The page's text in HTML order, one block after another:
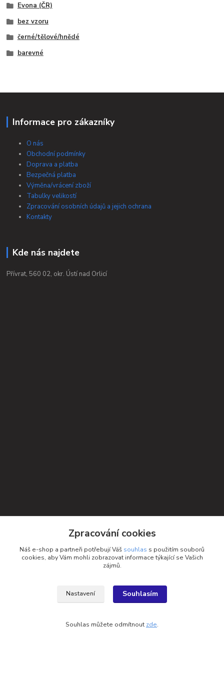
Evona (ČR)
bez vzoru
černé/tělové/hnědé
barevné
Informace pro zákazníky
O nás
Obchodní podmínky
Doprava a platba
Bezpečná platba
Výměna/vrácení zboží
Tabulky velikostí
Zpracování osobních údajů a jejich ochrana
Kontakty
Kde nás najdete
Přívrat, 560 02, okr. Ústí nad Orlicí
Kontakty
+420 732 552 122
Zpracování cookies
Náš e-shop a partneři potřebují Váš souhlas s použitím souborů
cookies, aby Vám mohli zobrazovat informace týkající se Vašich
zájmů.
Nastavení Souhlasím
Souhlas můžete odmítnout zde.